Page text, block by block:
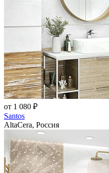
от 1 080 ₽
Santos
AltaCera, Россия